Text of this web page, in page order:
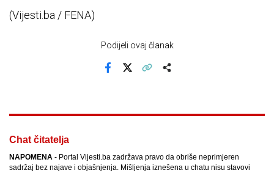
(Vijesti.ba / FENA)
Podijeli ovaj članak
Chat čitatelja
NAPOMENA - Portal Vijesti.ba zadržava pravo da obriše neprimjeren
sadržaj bez najave i objašnjenja. Mišljenja iznešena u chatu nisu stavovi